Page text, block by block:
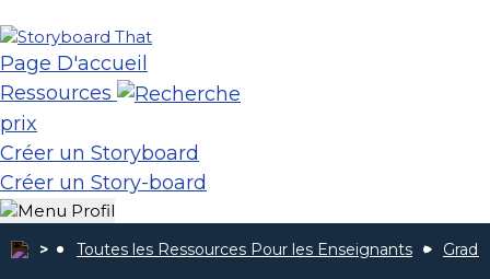
Page D'accueil
Ressources
prix
Créer un Storyboard
Créer un Story-board
Toutes les Ressources Pour les Enseignants